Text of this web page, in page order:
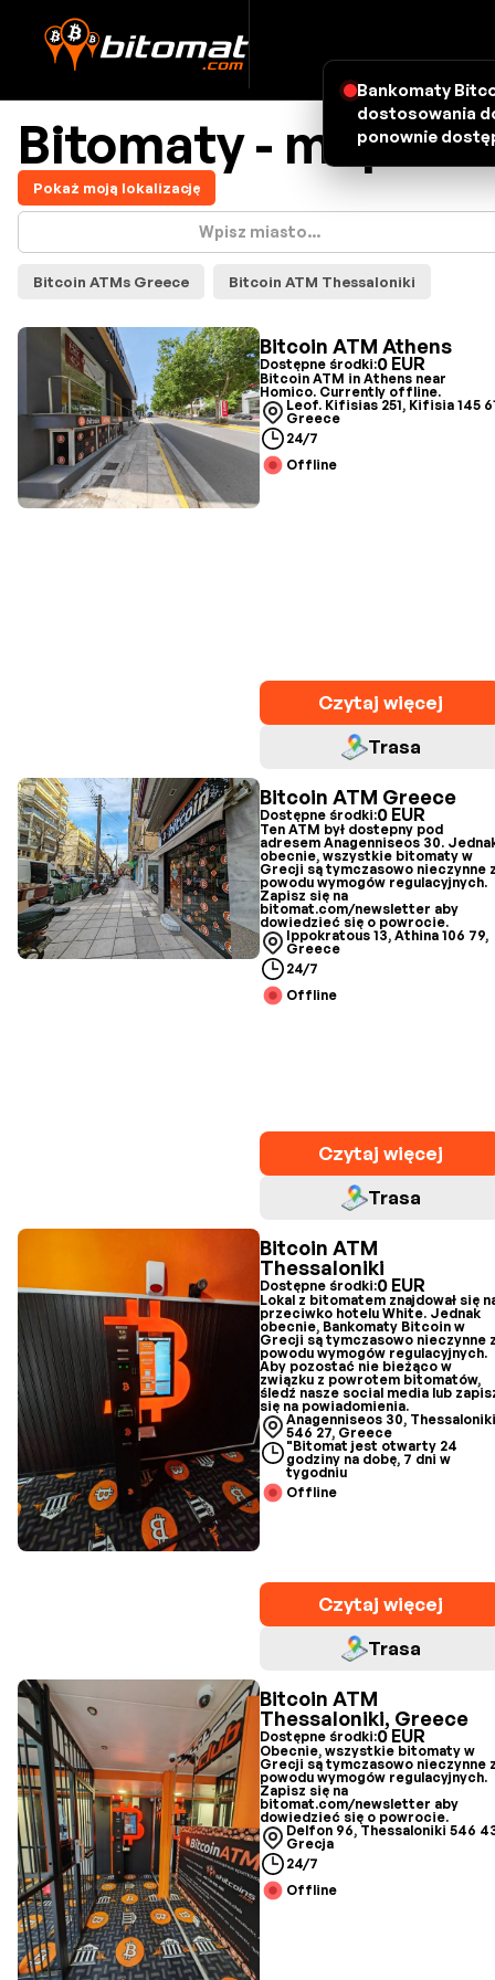
Bitomaty - mapa
Pokaż moją lokalizację
Bitcoin ATMs Greece Bitcoin ATM Thessaloniki
Bitcoin ATM Athens
Dostępne środki:0 EUR
Bitcoin ATM in Athens near
Homico. Currently offline.
Leof. Kifisias 251, Kifisia 145
Greece
24/7
Offline
Czytaj więcej
Trasa
Bitcoin ATM Greece
Dostępne środki:0 EUR
Ten ATM był dostepny pod
adresem Anagenniseos 30.
obecnie, wszystkie bitomaty w
Grecji są tymczasowo nieczynne
powodu wymogów regulacyjnych.
Zapisz się na
bitomat.com/newsletter aby
dowiedzieć się o powrocie.
Ippokratous 13, Athina 106 79,
Greece
24/7
Offline
Czytaj więcej
Trasa
Bitcoin ATM
Thessaloniki
Dostępne środki:0 EUR
Lokal z bitomatem znajdował się
przeciwko hotelu White. Jednak
obecnie, Bankomaty Bitcoin w
Grecji są tymczasowo nieczynne
powodu wymogów regulacyjnych.
Aby pozostać nie bieżąco w
związku z powrotem bitomatów,
śledź nasze social media lub
się na powiadomienia.
Anagenniseos 30,
546 27, Greece
"Bitomat jest otwarty 24
godziny na dobę, 7 dni w
tygodniu
Offline
Czytaj więcej
Trasa
Bitcoin ATM
Thessaloniki, Greece
Dostępne środki:0 EUR
Obecnie, wszystkie bitomaty w
Grecji są tymczasowo nieczynne
powodu wymogów regulacyjnych.
Zapisz się na
bitomat.com/newsletter aby
dowiedzieć się o powrocie.
Delfon 96, Thessaloniki 546
Grecja
24/7
Offline
Bankomaty
dostosowania
ponownie